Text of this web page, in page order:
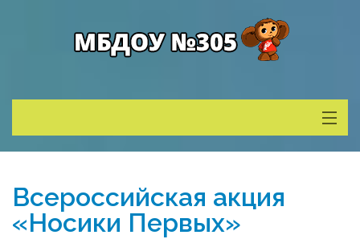
Деятельность
Всероссийская акция
«Носики Первых»